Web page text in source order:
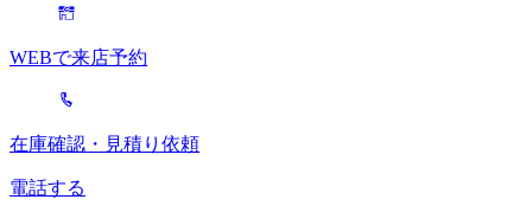
WEBで来店予約
在庫確認・見積り依頼
電話する